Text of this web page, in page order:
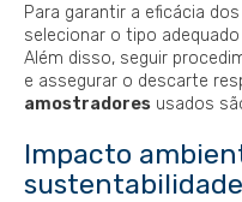
Para garantir a eficácia dos
selecionar o tipo
Além disso, seguir
e assegurar o descarte
amostradores usados
Impacto
sustentabilidade